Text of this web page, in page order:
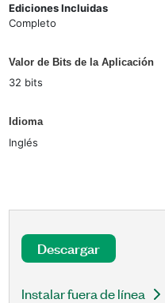
Ediciones Incluidas
Completo
Valor de Bits de la Aplicación
32 bits
Idioma
Inglés
Descargar
Instalar fuera de línea